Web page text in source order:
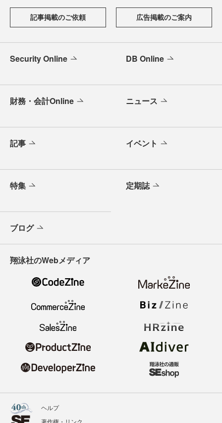
記事掲載のご依頼 広告掲載のご案内
Security Online DB Online
財務・会計Online ニュース
記事 イベント
特集 定期誌
ブログ
翔泳社のWebメディア
ヘルプ
著作権・リンク